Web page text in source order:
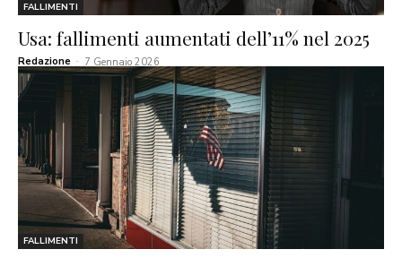
FALLIMENTI
Usa: fallimenti aumentati dell’11% nel 2025
Redazione - 7 Gennaio 2026
FALLIMENTI